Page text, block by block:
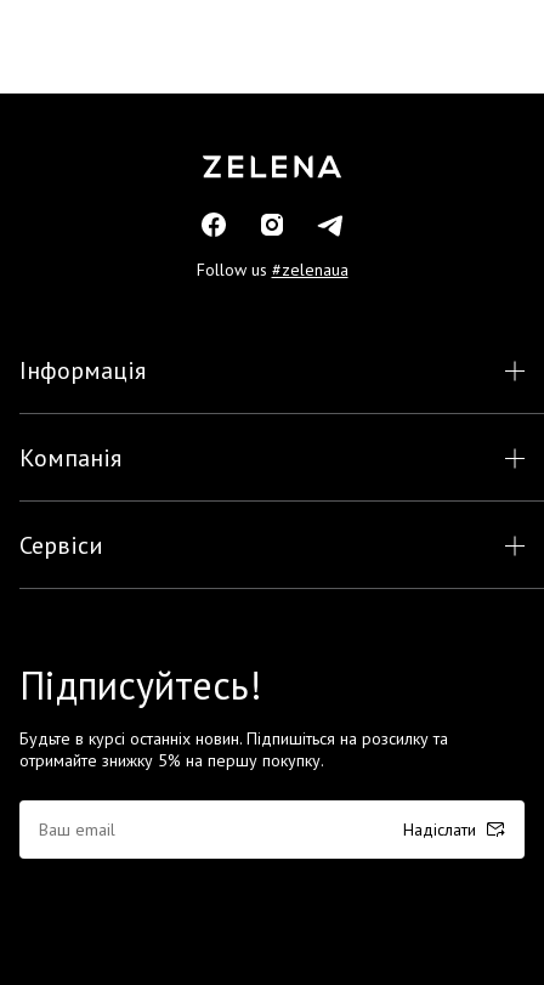
Follow us #zelenaua
Інформація
Компанія
Сервіси
Підписуйтесь!
Будьте в курсі останніх новин. Підпишіться на розсилку та
отримайте знижку 5% на першу покупку.
Надіслати